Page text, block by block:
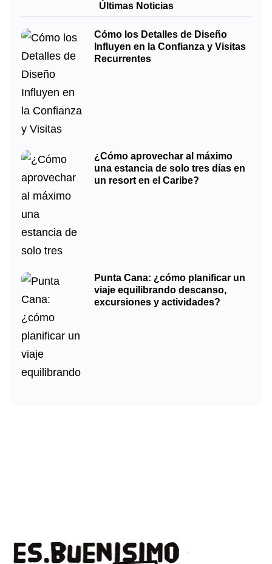
Últimas Noticias
Cómo los Detalles de Diseño
Influyen en la Confianza y Visitas
Recurrentes
¿Cómo aprovechar al máximo
una estancia de solo tres días en
un resort en el Caribe?
Punta Cana: ¿cómo planificar un
viaje equilibrando descanso,
excursiones y actividades?